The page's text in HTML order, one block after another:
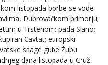
listopada borbe se vode
Dubrovačkom primorju;
u Trstenom; pada Slano;
Cavtat; europski
snage gube Župu
dana listopada u Gruž